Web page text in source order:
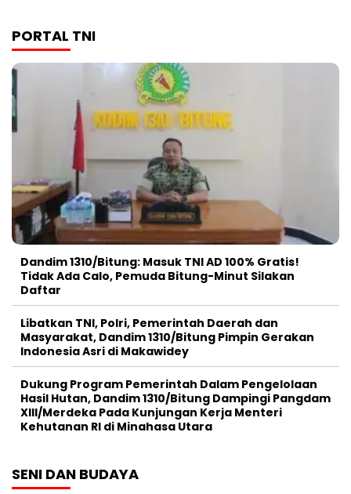
PORTAL TNI
Dandim 1310/Bitung: Masuk TNI AD 100% Gratis!
Tidak Ada Calo, Pemuda Bitung-Minut Silakan
Daftar
Libatkan TNI, Polri, Pemerintah Daerah dan
Masyarakat, Dandim 1310/Bitung Pimpin Gerakan
Indonesia Asri di Makawidey
Dukung Program Pemerintah Dalam Pengelolaan
Hasil Hutan, Dandim 1310/Bitung Dampingi Pangdam
XIII/Merdeka Pada Kunjungan Kerja Menteri
Kehutanan RI di Minahasa Utara
SENI DAN BUDAYA